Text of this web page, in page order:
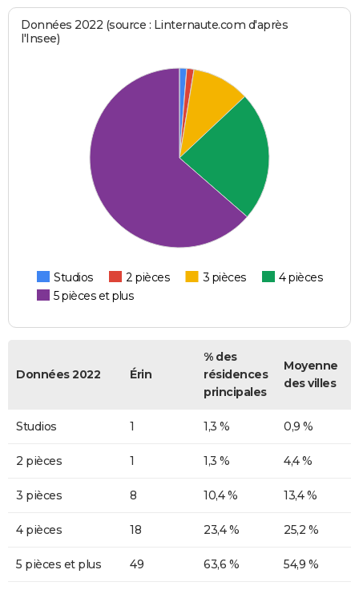
Données 2022 (source : Linternaute.com d'après
l'Insee)
Studios 2 pièces 3 pièces
4 pièces
5 pièces et plus
Données 2022 Érin
% des
résidences
principales
Moyenne
des villes
Studios 1 1,3 % 0,9 %
2 pièces 1 1,3 % 4,4 %
3 pièces 8 10,4 % 13,4 %
4 pièces 18 23,4 % 25,2 %
5 pièces et plus 49 63,6 % 54,9 %